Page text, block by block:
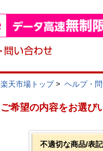
楽天市場トップ> ヘルプ・
ご希望の内容をお選び
不適切な商品/表